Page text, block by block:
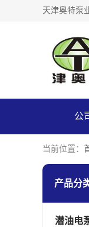
公
当前位置：
产品分
潜油电